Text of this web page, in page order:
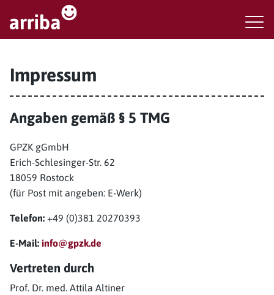
Impressum
Angaben gemäß § 5 TMG
GPZK gGmbH
Erich-Schlesinger-Str. 62
18059 Rostock
(für Post mit angeben: E-Werk)
Telefon: +49 (0)381 20270393
E-Mail: info@gpzk.de
Vertreten durch
Prof. Dr. med. Attila Altiner